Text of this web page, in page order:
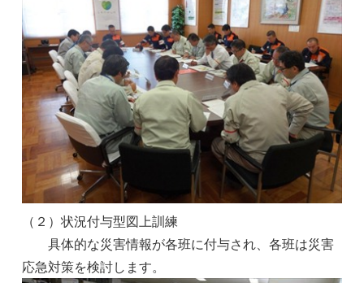
（２）状況付与型図上訓練
具体的な災害情報が各班に付与され、各班は災害
応急対策を検討します。